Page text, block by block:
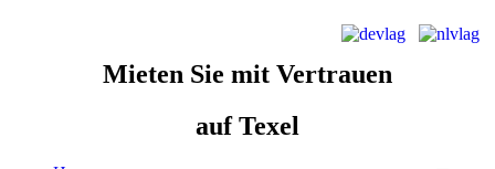
Mieten Sie mit Vertrauen
auf Texel